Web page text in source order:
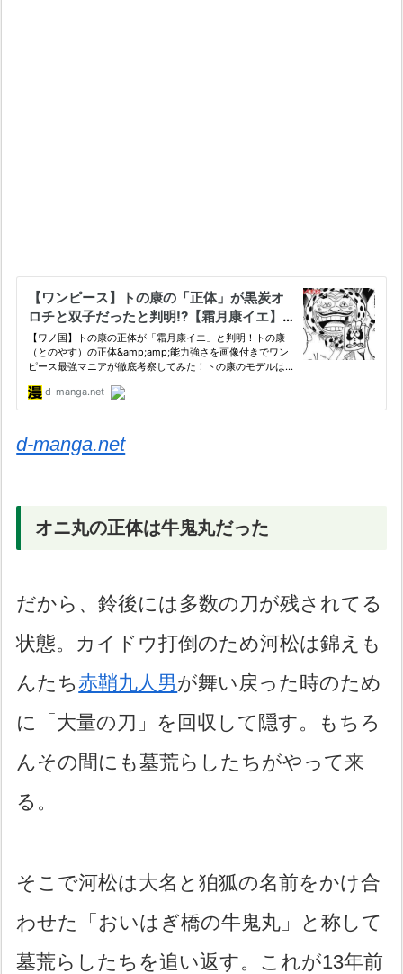
d-manga.net
オニ丸の正体は牛鬼丸だった
だから、鈴後には多数の刀が残されてる
状態。カイドウ打倒のため河松は錦えも
んたち赤鞘九人男が舞い戻った時のため
に「大量の刀」を回収して隠す。もちろ
んその間にも墓荒らしたちがやって来
る。
そこで河松は大名と狛狐の名前をかけ合
わせた「おいはぎ橋の牛鬼丸」と称して
墓荒らしたちを追い返す。これが13年前